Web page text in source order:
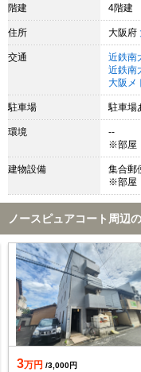
階建 4階建
住所 大阪府
交通 近鉄南
近鉄南
大阪メ
駐車場 駐車場
環境
--
※部屋
建物設備
集合郵
※部屋
ノースピュアコート周辺
3万円 /3,000円